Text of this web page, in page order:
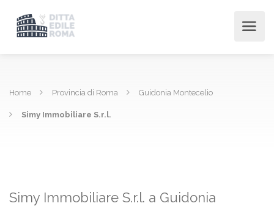
Home Provincia di Roma Guidonia Montecelio
Simy Immobiliare S.r.l.
Simy Immobiliare S.r.l. a Guidonia